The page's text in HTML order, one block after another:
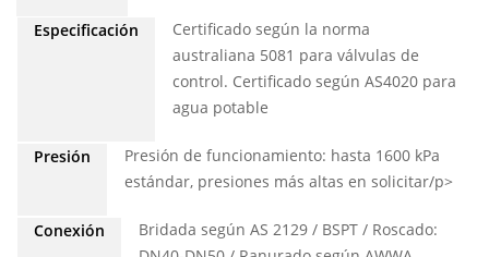
Especificación
Certificado según la norma
australiana 5081 para válvulas de
control. Certificado según AS4020 para
agua potable
Presión
Presión de funcionamiento: hasta 1600 kPa
estándar, presiones más altas en solicitar/p>
Conexión
Bridada según AS 2129 / BSPT / Roscado: